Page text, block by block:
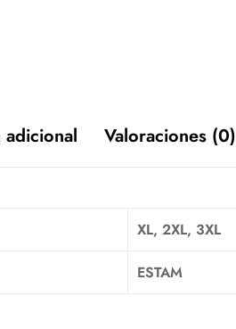
Valoraciones (0)
XL, 2XL, 3XL
ESTAM